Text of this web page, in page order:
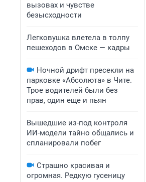
вызовах и чувстве
безысходности
Легковушка влетела в толпу
пешеходов в Омске — кадры
Ночной дрифт пресекли на
парковке «Абсолюта» в Чите.
Трое водителей были без
прав, один еще и пьян
Вышедшие из-под контроля
ИИ-модели тайно общались и
спланировали побег
Страшно красивая и
огромная. Редкую гусеницу